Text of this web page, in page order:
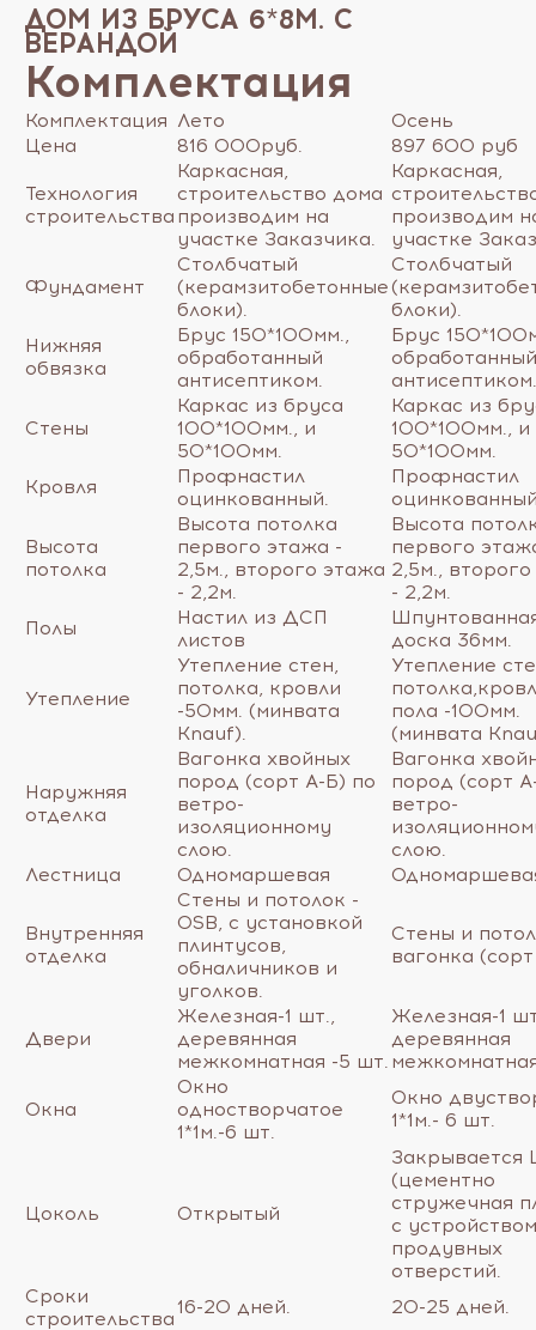
ДОМ ИЗ БРУСА 6*8М. С
ВЕРАНДОЙ
Комплектация
Комплектация Лето
Осень
Цена
816 000руб. 897 600 руб
Технология
строительства
Каркасная,
строительство дома
производим на
участке Заказчика.
Каркасная,
производим
участке
Фундамент
Столбчатый
(керамзитобетонные
блоки).
Столбчатый
блоки).
Нижняя
обвязка
Брус 150*100мм.,
обработанный
антисептиком.
Брус
обработанный
антисептиком.
Стены
Каркас из бруса
100*100мм., и
50*100мм.
Каркас из
100*100мм., и
50*100мм.
Кровля
Профнастил
оцинкованный.
Профнастил
Высота
потолка
Высота потолка
первого этажа -
2,5м., второго этажа
- 2,2м.
Высота
первого
2,5м.,
- 2,2м.
Полы
Настил из ДСП
листов
доска 36мм.
Утепление
Утепление стен,
потолка, кровли
-50мм. (минвата
Knauf).
Утепление
пола -100мм.
(минвата
Наружняя
отделка
Вагонка хвойных
пород (сорт А-Б) по
ветро-
изоляционному
слою.
Вагонка
пород (сорт
ветро-
слою.
Лестница
Одномаршевая
Внутренняя
отделка
Стены и потолок -
OSB, с установкой
плинтусов,
обналичников и
уголков.
Стены и
вагонка
Двери
Железная-1 шт.,
деревянная
межкомнатная -5 шт.
Железная-1
деревянная
Окна
Окно
одностворчатое
1*1м.-6 шт.
Окно
1*1м.- 6 шт.
Цоколь Открытый
Закрывается
(цементно
стружечная
с устройством
продувных
отверстий.
Сроки
строительства
16-20 дней. 20-25 дней.